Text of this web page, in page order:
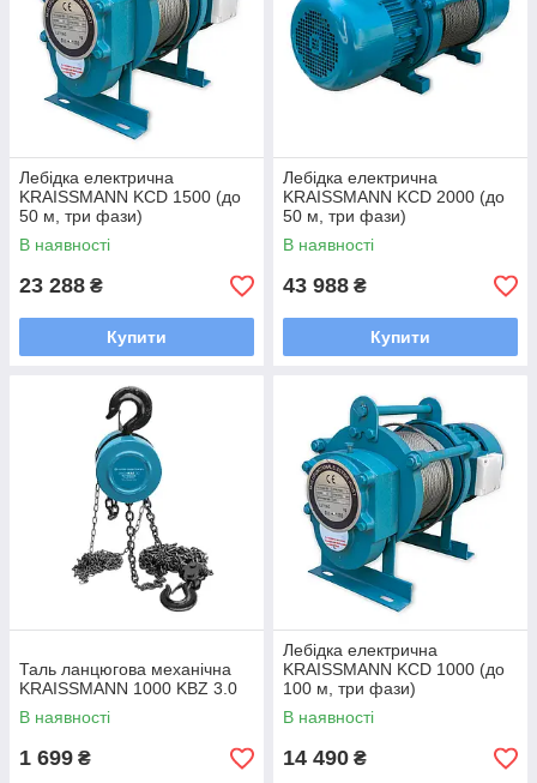
Лебідка електрична
KRAISSMANN KCD 1500 (до
50 м, три фази)
В наявності
23 288 ₴
Купити
Лебідка електрична
KRAISSMANN KCD 2000 (до
50 м, три фази)
В наявності
43 988 ₴
Купити
Таль ланцюгова механічна
KRAISSMANN 1000 KBZ 3.0
В наявності
1 699 ₴
Лебідка електрична
KRAISSMANN KCD 1000 (до
100 м, три фази)
В наявності
14 490 ₴